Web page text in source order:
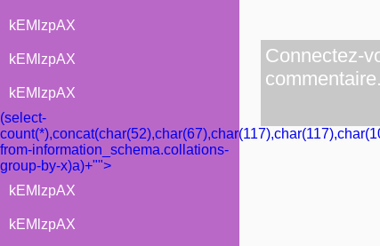
kEMlzpAX
kEMlzpAX
kEMlzpAX
(select-
from-information_schema.collations-
group-by-x)a)+"">
kEMlzpAX
kEMlzpAX
Connectez-
commentaire.